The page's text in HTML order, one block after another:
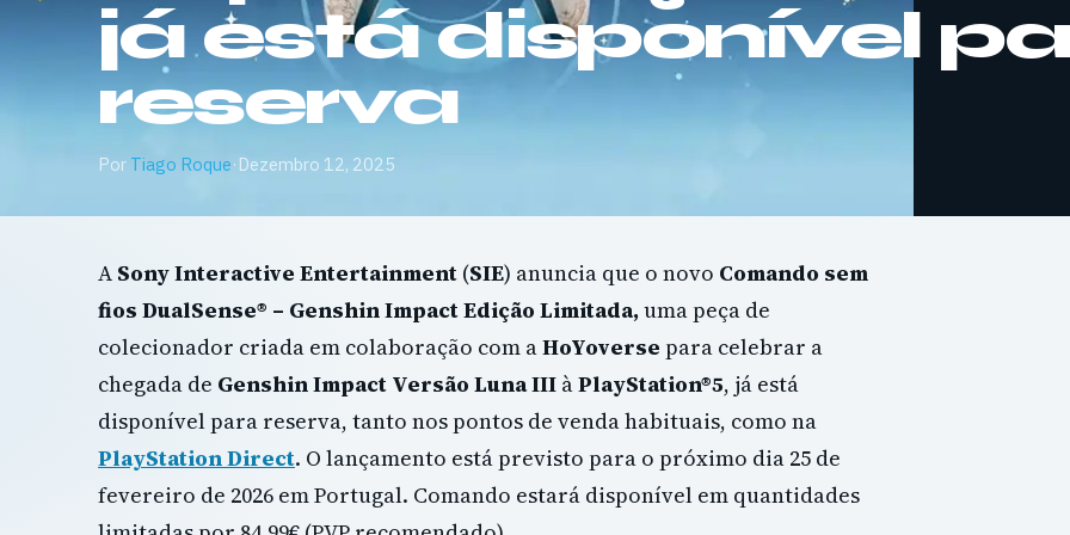
já está disponível
reserva
Por Tiago Roque· Dezembro 12, 2025
A Sony Interactive Entertainment (SIE) anuncia que o novo Comando sem
fios DualSense® – Genshin Impact Edição Limitada, uma peça de
colecionador criada em colaboração com aHoYoverse para celebrar a
chegada de Genshin Impact Versão Luna III àPlayStation®5, já está
disponível para reserva, tanto nos pontos de venda habituais, como na
PlayStation Direct. O lançamento está previsto para o próximo dia 25 de
fevereiro de 2026 em Portugal. Comando estará disponível em quantidades